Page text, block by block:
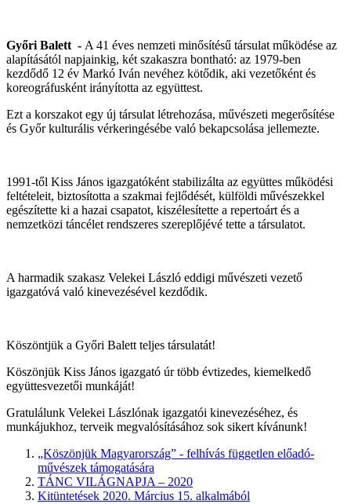
Győri Balett - A 41 éves nemzeti minősítésű társulat működése az
alapításától napjainkig, két szakaszra bontható: az 1979-ben
kezdődő 12 év Markó Iván nevéhez kötődik, aki vezetőként és
koreográfusként irányította az együttest.
Ezt a korszakot egy új társulat létrehozása, művészeti megerősítése
és Győr kulturális vérkeringésébe való bekapcsolása jellemezte.
1991-től Kiss János igazgatóként stabilizálta az együttes működési
feltételeit, biztosította a szakmai fejlődését, külföldi művészekkel
egészítette ki a hazai csapatot, kiszélesítette a repertoárt és a
nemzetközi táncélet rendszeres szereplőjévé tette a társulatot.
A harmadik szakasz Velekei László eddigi művészeti vezető
igazgatóvá való kinevezésével kezdődik.
Köszöntjük a Győri Balett teljes társulatát!
Köszönjük Kiss János igazgató úr több évtizedes, kiemelkedő
együttesvezetői munkáját!
Gratulálunk Velekei Lászlónak igazgatói kinevezéséhez, és
munkájukhoz, terveik megvalósításához sok sikert kívánunk!
„Köszönjük Magyarország” - felhívás független előadó-
művészek támogatására
TÁNC VILÁGNAPJA – 2020
Kitüntetések 2020. Március 15. alkalmából